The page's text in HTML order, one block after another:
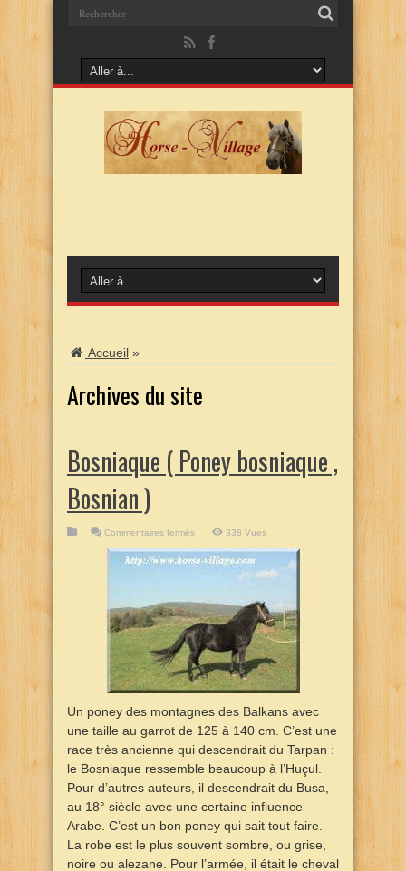
Accueil »
Archives du site
Bosniaque ( Poney bosniaque ,
Bosnian )
Commentaires fermés
(
Poney
)
338 Vues
Un poney des montagnes des Balkans avec
une taille au garrot de 125 à 140 cm. C’est une
race très ancienne qui descendrait du Tarpan :
le Bosniaque ressemble beaucoup à l’Huçul.
Pour d’autres auteurs, il descendrait du Busa,
au 18° siècle avec une certaine influence
Arabe. C’est un bon poney qui sait tout faire.
La robe est le plus souvent sombre, ou grise,
noire ou alezane. Pour l’armée, il était le cheval